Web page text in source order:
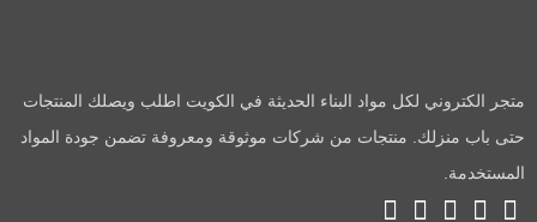
متجر الكتروني لكل مواد البناء الحديثة في الكويت اطلب ويصلك المنتجات
حتى باب منزلك. منتجات من شركات موثوقة ومعروفة تضمن جودة المواد
المستخدمة.